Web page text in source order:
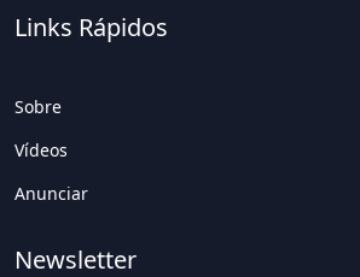
Links Rápidos
Sobre
Vídeos
Anunciar
Newsletter